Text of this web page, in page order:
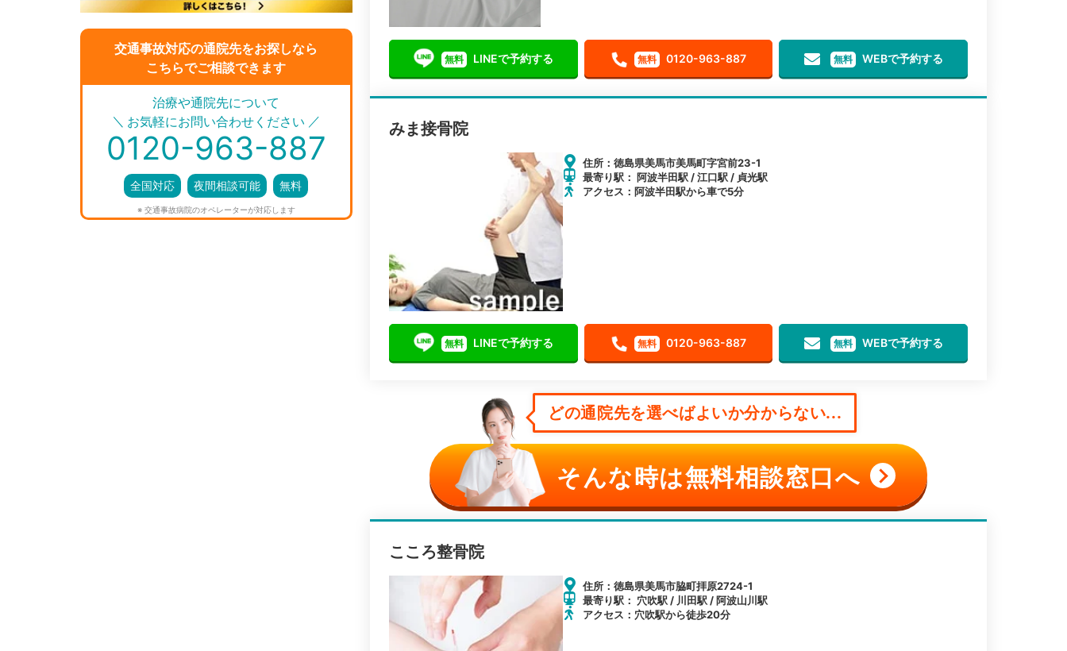
交通事故対応の通院先をお探しなら
こちらでご相談できます
＼ ／
治療や通院先について
お気軽にお問い合わせください
0120-963-887
全国対応 夜間相談可能 無料
※ 交通事故病院のオペレーターが対応します
無料 LINEで予約する 無料 0120-963-887 無料 WEBで予約する
みま接骨院
住所：徳島県美馬市美馬町字宮前23-1
最寄り駅： 阿波半田駅 / 江口駅 / 貞光駅
アクセス：阿波半田駅から車で5分
無料 LINEで予約する 無料 0120-963-887 無料 WEBで予約する
どの通院先を選べばよいか分からない...
そんな時は無料相談窓口へ
こころ整骨院
住所：徳島県美馬市脇町拝原2724-1
最寄り駅： 穴吹駅 / 川田駅 / 阿波山川駅
アクセス：穴吹駅から徒歩20分